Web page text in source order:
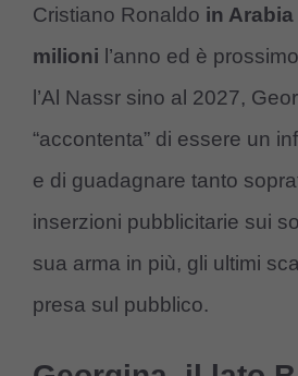
Cristiano Ronaldo in
milioni l’anno ed è
l’Al Nassr sino al 2027,
“accontenta” di essere un
e di guadagnare tanto
inserzioni pubblicitarie sui
sua arma in più, gli ultimi
presa sul pubblico.